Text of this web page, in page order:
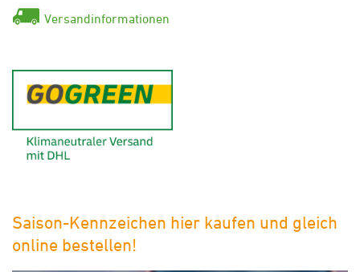
Versandinformationen
Saison-Kennzeichen hier kaufen und gleich
online bestellen!